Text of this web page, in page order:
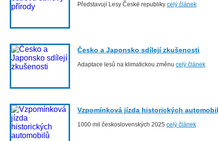
Představují Lesy České republiky celý článek
Česko a Japonsko sdílejí zkušenosti
Adaptace lesů na klimatickou změnu celý článek
Vzpomínková jízda historických
1000 mil československých 2025 celý článek